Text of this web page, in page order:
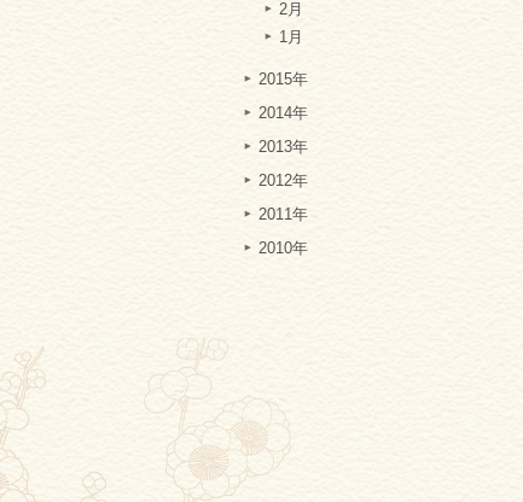
2月
1月
2015年
2014年
2013年
2012年
2011年
2010年